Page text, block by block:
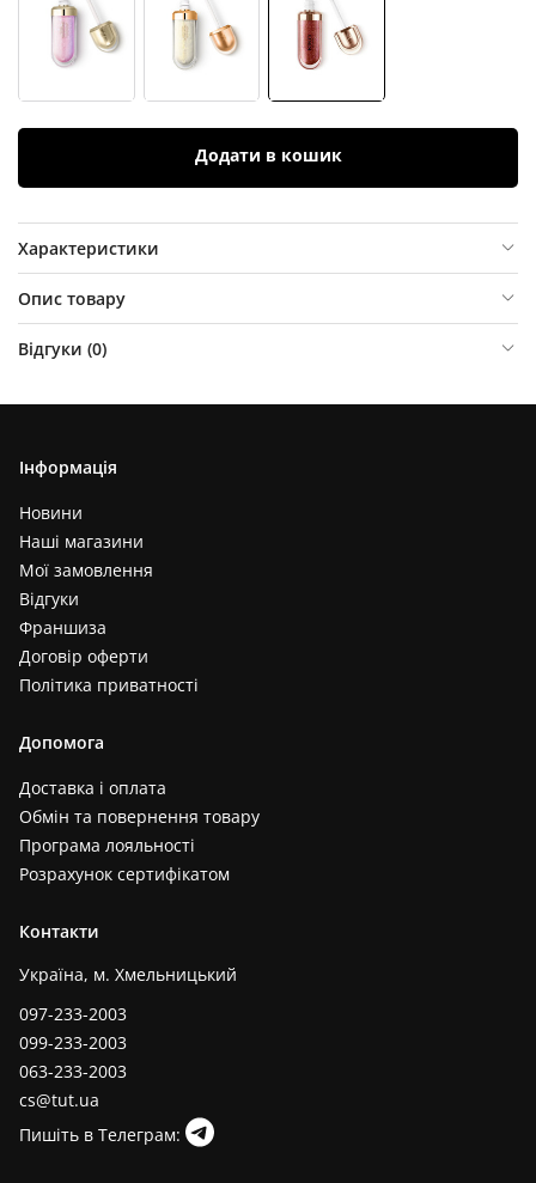
Додати в кошик
Характеристики
Опис товару
Відгуки (0)
Інформація
Новини
Наші магазини
Мої замовлення
Відгуки
Франшиза
Договір оферти
Політика приватності
Допомога
Доставка і оплата
Обмін та повернення товару
Програма лояльності
Розрахунок сертифікатом
Контакти
Україна, м. Хмельницький
097-233-2003
099-233-2003
063-233-2003
cs@tut.ua
Пишіть в Телеграм: